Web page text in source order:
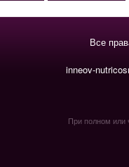
Все
inneov-
При полном или